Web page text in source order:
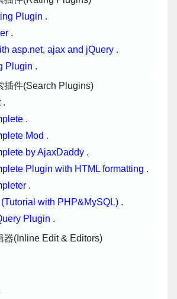
Plugin .
.
asp.net, ajax and jQuery .
Plugin .
插件(Search Plugins)
.
.
Mod .
by AjaxDaddy .
Plugin with HTML formatting .
.
with PHP&MySQL) .
Plugin .
器(Inline Edit & Editors)